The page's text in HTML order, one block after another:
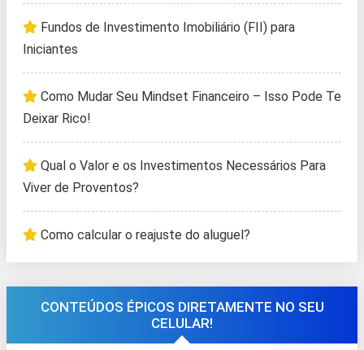
Fundos de Investimento Imobiliário (FII) para
Iniciantes
Como Mudar Seu Mindset Financeiro – Isso Pode Te
Deixar Rico!
Qual o Valor e os Investimentos Necessários Para
Viver de Proventos?
Como calcular o reajuste do aluguel?
CONTEÚDOS ÉPICOS DIRETAMENTE NO SEU
CELULAR!